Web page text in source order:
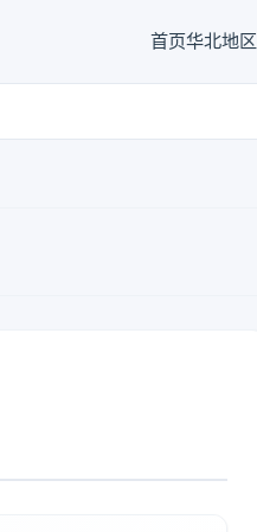
首页华北地区